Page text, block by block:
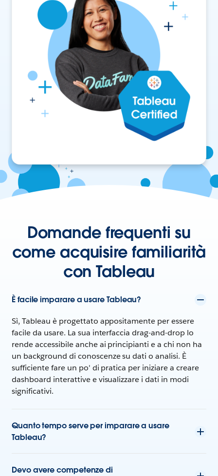
Domande frequenti su
come acquisire familiarità
con Tableau
È facile imparare a usare Tableau?
Sì, Tableau è progettato appositamente per essere
facile da usare. La sua interfaccia drag-and-drop lo
rende accessibile anche ai principianti e a chi non ha
un background di conoscenze su dati o analisi. È
sufficiente fare un po' di pratica per iniziare a creare
dashboard interattive e visualizzare i dati in modi
significativi.
Quanto tempo serve per imparare a usare
Tableau?
Devo avere competenze di